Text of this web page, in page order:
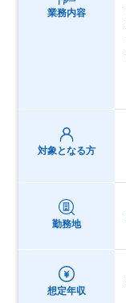
業務内容
対象となる方
勤務地
想定年収